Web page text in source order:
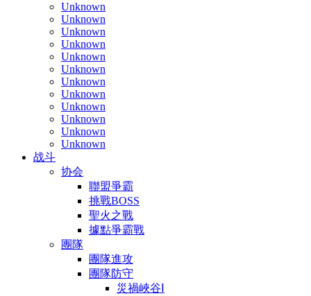
Unknown
Unknown
Unknown
Unknown
Unknown
Unknown
Unknown
Unknown
Unknown
Unknown
Unknown
Unknown
战斗
协会
聯盟爭霸
挑戰BOSS
聖火之戰
據點爭霸戰
團隊
團隊進攻
團隊防守
災禍峽谷Ⅰ